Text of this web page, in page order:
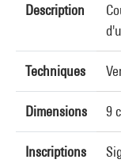
Description
Techniques
Dimensions 9
Inscriptions